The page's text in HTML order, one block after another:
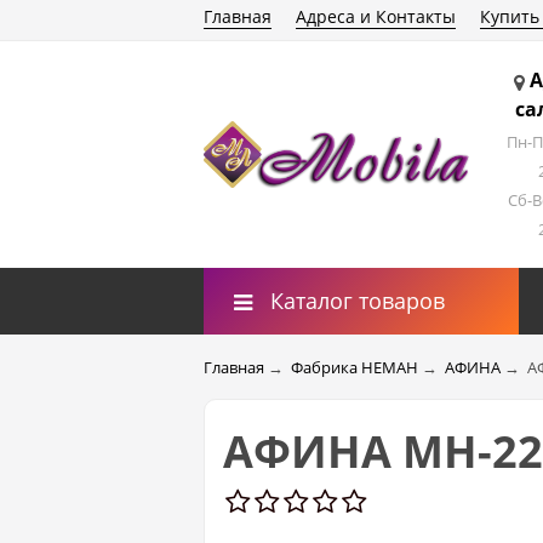
Главная Адреса и Контакты
Пн-
Сб-
Каталог товаров
Главная → Фабрика НЕМАН → АФИНА →
АФИНА МН-